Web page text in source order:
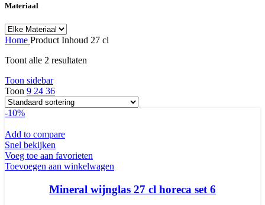
Materiaal
Home Product Inhoud 27 cl
Toont alle 2 resultaten
Toon sidebar
Toon 9 24 36
-10%
Add to compare
Snel bekijken
Voeg toe aan favorieten
Toevoegen aan winkelwagen
Mineral wijnglas 27 cl horeca set 6